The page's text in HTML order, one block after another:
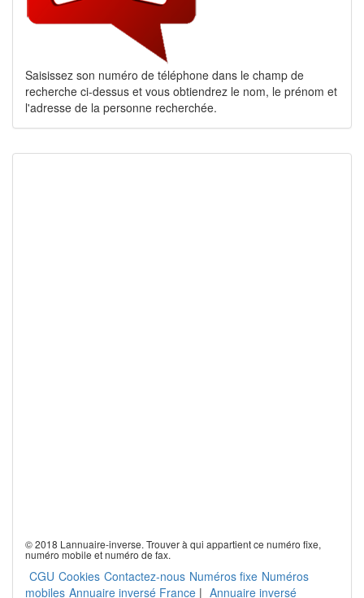
Saisissez son numéro de téléphone dans le champ de
recherche ci-dessus et vous obtiendrez le nom, le prénom et
l'adresse de la personne recherchée.
© 2018 Lannuaire-inverse. Trouver à qui appartient ce numéro fixe,
numéro mobile et numéro de fax.
CGU Cookies Contactez-nous Numéros fixe Numéros
mobiles Annuaire inversé France | Annuaire inversé